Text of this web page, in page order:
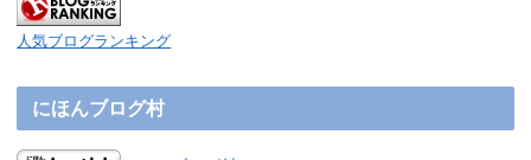
人気ブログランキング
にほんブログ村